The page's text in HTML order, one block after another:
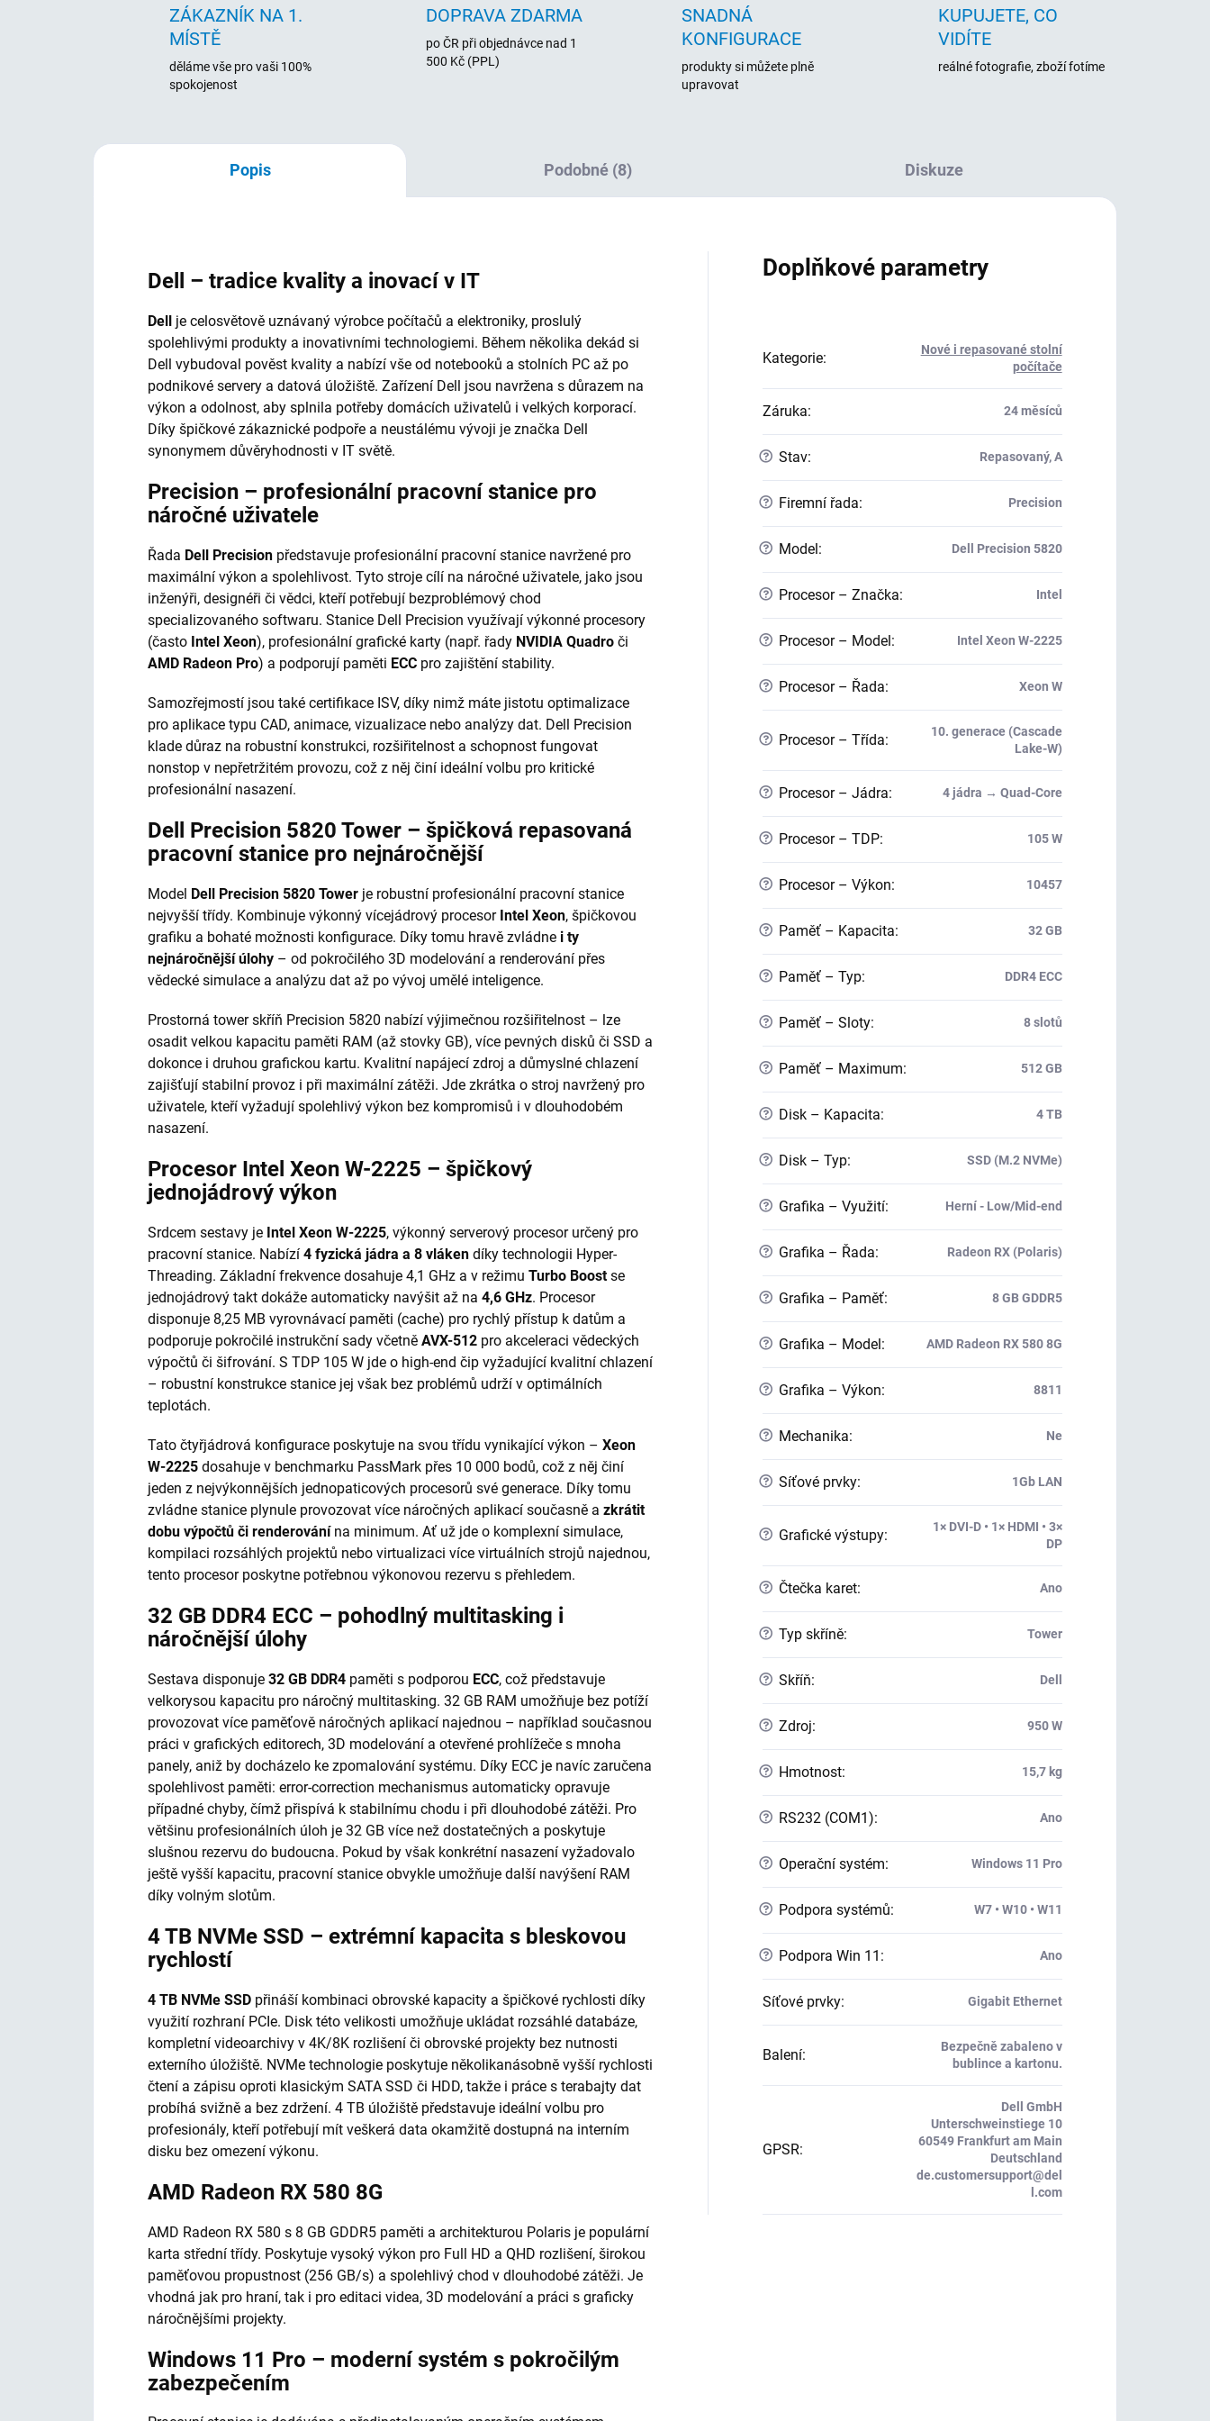
ZÁKAZNÍK NA 1.
MÍSTĚ
děláme vše pro vaši 100%
spokojenost
DOPRAVA ZDARMA
po ČR při objednávce nad 1
500 Kč (PPL)
SNADNÁ
KONFIGURACE
produkty si můžete plně
upravovat
KUPUJETE, CO
VIDÍTE
reálné fotografie, zboží fotíme
Popis Podobné (8) Diskuze
Dell – tradice kvality a inovací v IT
Dell je celosvětově uznávaný výrobce počítačů a elektroniky, proslulý
spolehlivými produkty a inovativními technologiemi. Během několika dekád si
Dell vybudoval pověst kvality a nabízí vše od notebooků a stolních PC až po
podnikové servery a datová úložiště. Zařízení Dell jsou navržena s důrazem na
výkon a odolnost, aby splnila potřeby domácích uživatelů i velkých korporací.
Díky špičkové zákaznické podpoře a neustálému vývoji je značka Dell
synonymem důvěryhodnosti v IT světě.
Precision – profesionální pracovní stanice pro
náročné uživatele
Řada Dell Precision představuje profesionální pracovní stanice navržené pro
maximální výkon a spolehlivost. Tyto stroje cílí na náročné uživatele, jako jsou
inženýři, designéři či vědci, kteří potřebují bezproblémový chod
specializovaného softwaru. Stanice Dell Precision využívají výkonné procesory
(často Intel Xeon), profesionální grafické karty (např. řady NVIDIA Quadro či
AMD Radeon Pro) a podporují paměti ECC pro zajištění stability.
Samozřejmostí jsou také certifikace ISV, díky nimž máte jistotu optimalizace
pro aplikace typu CAD, animace, vizualizace nebo analýzy dat. Dell Precision
klade důraz na robustní konstrukci, rozšiřitelnost a schopnost fungovat
nonstop v nepřetržitém provozu, což z něj činí ideální volbu pro kritické
profesionální nasazení.
Dell Precision 5820 Tower – špičková repasovaná
pracovní stanice pro nejnáročnější
Model Dell Precision 5820 Tower je robustní profesionální pracovní stanice
nejvyšší třídy. Kombinuje výkonný vícejádrový procesor Intel Xeon, špičkovou
grafiku a bohaté možnosti konfigurace. Díky tomu hravě zvládne i ty
nejnáročnější úlohy – od pokročilého 3D modelování a renderování přes
vědecké simulace a analýzu dat až po vývoj umělé inteligence.
Prostorná tower skříň Precision 5820 nabízí výjimečnou rozšiřitelnost – lze
osadit velkou kapacitu paměti RAM (až stovky GB), více pevných disků či SSD a
dokonce i druhou grafickou kartu. Kvalitní napájecí zdroj a důmyslné chlazení
zajišťují stabilní provoz i při maximální zátěži. Jde zkrátka o stroj navržený pro
uživatele, kteří vyžadují spolehlivý výkon bez kompromisů i v dlouhodobém
nasazení.
Procesor Intel Xeon W-2225 – špičkový
jednojádrový výkon
Srdcem sestavy je Intel Xeon W-2225, výkonný serverový procesor určený pro
pracovní stanice. Nabízí 4 fyzická jádra a 8 vláken díky technologii Hyper-
Threading. Základní frekvence dosahuje 4,1 GHz a v režimu Turbo Boostse
jednojádrový takt dokáže automaticky navýšit až na 4,6 GHz. Procesor
disponuje 8,25 MB vyrovnávací paměti (cache) pro rychlý přístup k datům a
podporuje pokročilé instrukční sady včetně AVX-512 pro akceleraci vědeckých
výpočtů či šifrování. S TDP 105 W jde o high-end čip vyžadující kvalitní chlazení
– robustní konstrukce stanice jej však bez problémů udrží v optimálních
teplotách.
Tato čtyřjádrová konfigurace poskytuje na svou třídu vynikající výkon – Xeon
W-2225 dosahuje v benchmarku PassMark přes 10 000 bodů, což z něj činí
jeden z nejvýkonnějších jednopaticových procesorů své generace. Díky tomu
zvládne stanice plynule provozovat více náročných aplikací současně a zkrátit
dobu výpočtů či renderovánína minimum. Ať už jde o komplexní simulace,
kompilaci rozsáhlých projek­tů nebo virtualizaci více virtuálních strojů najednou,
tento procesor poskytne potřebnou výkonovou rezervu s přehledem.
32 GB DDR4 ECC – pohodlný multitasking i
náročnější úlohy
Sestava disponuje 32 GB DDR4 paměti s podporou ECC, což představuje
velkorysou kapacitu pro náročný multitasking. 32 GB RAM umožňuje bez potíží
provozovat více paměťově náročných aplikací najednou – například současnou
práci v grafických editorech, 3D modelování a otevřené prohlížeče s mnoha
panely, aniž by docházelo ke zpomalování systému. Díky ECC je navíc zaručena
spolehlivost paměti: error-correction mechanismus automaticky opravuje
případné chyby, čímž přispívá k stabilnímu chodu i při dlouhodobé zátěži. Pro
většinu profesionálních úloh je 32 GB více než dostatečných a poskytuje
slušnou rezervu do budoucna. Pokud by však konkrétní nasazení vyžadovalo
ještě vyšší kapacitu, pracovní stanice obvykle umožňuje další navýšení RAM
díky volným slotům.
4 TB NVMe SSD – extrémní kapacita s bleskovou
rychlostí
4 TB NVMe SSD přináší kombinaci obrovské kapacity a špičkové rychlosti díky
využití rozhraní PCIe. Disk této velikosti umožňuje ukládat rozsáhlé databáze,
kompletní videoarchivy v 4K/8K rozlišení či obrovské projekty bez nutnosti
externího úložiště. NVMe technologie poskytuje několikanásobně vyšší rychlosti
čtení a zápisu oproti klasickým SATA SSD či HDD, takže i práce s terabajty dat
probíhá svižně a bez zdržení. 4 TB úložiště představuje ideální volbu pro
profesionály, kteří potřebují mít veškerá data okamžitě dostupná na interním
disku bez omezení výkonu.
AMD Radeon RX 580 8G
AMD Radeon RX 580 s 8 GB GDDR5 paměti a architekturou Polaris je populární
karta střední třídy. Poskytuje vysoký výkon pro Full HD a QHD rozlišení, širokou
paměťovou propustnost (256 GB/s) a spolehlivý chod v dlouhodobé zátěži. Je
vhodná jak pro hraní, tak i pro editaci videa, 3D modelování a práci s graficky
náročnějšími projekty.
Windows 11 Pro – moderní systém s pokročilým
zabezpečením
Doplňkové parametry
Kategorie:
Nové i repasované stolní
počítače
Záruka: 24 měsíců
? Stav: Repasovaný, A
? Firemní řada: Precision
? Model : Dell Precision 5820
? Procesor – Značka: Intel
? Procesor – Model : Intel Xeon W-2225
? Procesor – Řada: Xeon W
? Procesor – Třída:
10. generace (Cascade
Lake-W)
? Procesor – Jádra: 4 jádra → Quad-Core
? Procesor – TDP: 105 W
? Procesor – Výkon: 10457
? Paměť – Kapacita: 32 GB
? Paměť – Typ: DDR4 ECC
? Paměť – Sloty: 8 slotů
? Paměť – Maximum: 512 GB
? Disk – Kapacita: 4 TB
? Disk – Typ: SSD (M.2 NVMe)
? Grafika – Využití: Herní - Low/Mid-end
? Grafika – Řada: Radeon RX (Polaris)
? Grafika – Paměť: 8 GB GDDR5
? Grafika – Model : AMD Radeon RX 580 8G
? Grafika – Výkon: 8811
? Mechanika: Ne
? Síťové prvky: 1Gb LAN
? Grafické výstupy:
1× DVI-D • 1× HDMI • 3×
DP
? Čtečka karet: Ano
? Typ skříně: Tower
? Skříň: Dell
? Zdroj: 950 W
? Hmotnost: 15,7 kg
? RS232 (COM1): Ano
? Operační systém: Windows 11 Pro
? Podpora systémů: W7 • W10 • W11
? Podpora Win 11 : Ano
Síťové prvky: Gigabit Ethernet
Balení:
Bezpečně zabaleno v
bublince a kartonu.
GPSR:
Dell GmbH
Unterschweinstiege 10
60549 Frankfurt am Main
Deutschland
de.customersupport@del
l.com